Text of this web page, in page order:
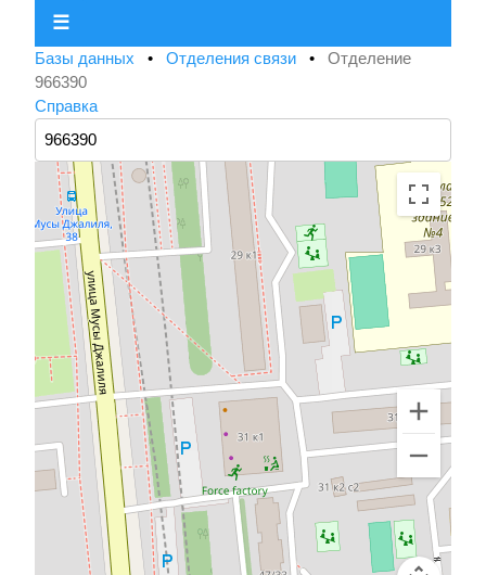
☰
Базы данных • Отделения связи • Отделение
966390
Справка